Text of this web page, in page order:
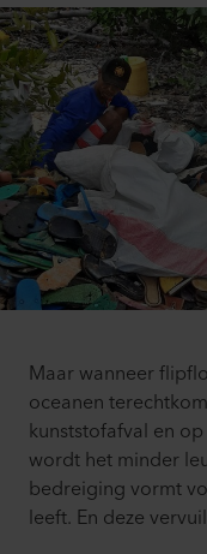
Maar wanneer
oceanen
kunststofafval en
wordt het minder
bedreiging vormt
leeft. En deze